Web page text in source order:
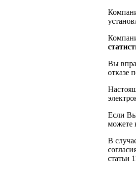
Вы
отказе
Если
можете
В
статьи